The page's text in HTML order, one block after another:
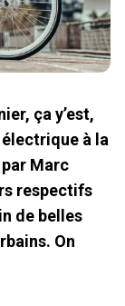
ça y’est,
à la
Marc
respectifs
de belles
On